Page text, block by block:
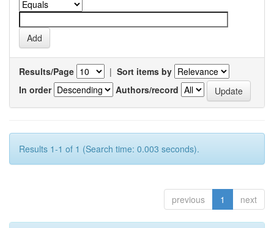
Results/Page | Sort items by
In order
Authors/record
Results 1-1 of 1 (Search time: 0.003 seconds).
previous 1 next